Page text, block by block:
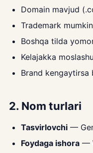
Domain mavjud
Trademark mumkin
Boshqa tilda
Kelajakka
Brand kengaytirsa
2. Nom turlari
Tasvirlovchi —
Foydaga ishora —